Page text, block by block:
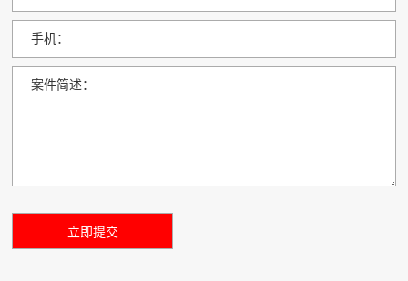
手机：
案件简述：